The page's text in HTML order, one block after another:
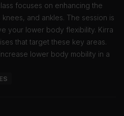
focuses on enhancing the
and ankles. The session is
your lower body flexibility. Kirra
that target these key areas.
lower body mobility in a